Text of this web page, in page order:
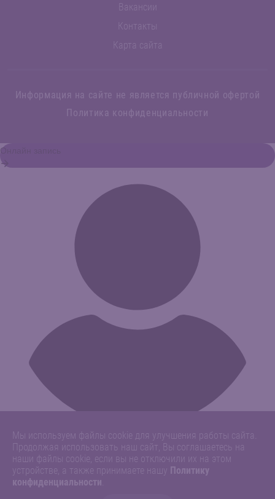
Вакансии
Контакты
Карта сайта
Информация на сайте не является публичной офертой
Политика конфиденциальности
Мы используем файлы cookie для улучшения работы сайта.
Продолжая использовать наш сайт, Вы соглашаетесь на
наши файлы cookie, если вы не отключили их на этом
устройстве, а также принимаете нашу Политику
конфиденциальности